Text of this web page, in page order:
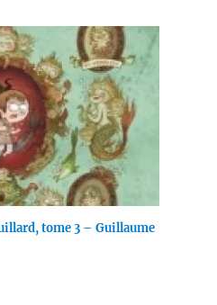
tome 3 – Guillaume